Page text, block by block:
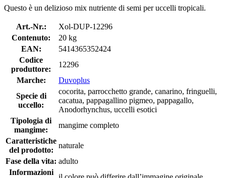
Questo è un delizioso mix nutriente di semi per uccelli tropicali.
Art.-Nr.:
Xol-DUP-12296
Contenuto:
20 kg
EAN:
5414365352424
Codice
produttore:
12296
Marche:
Duvoplus
Specie di
uccello:
cocorita, parrocchetto grande, canarino, fringuelli,
cacatua, pappagallino pigmeo, pappagallo,
Anodorhynchus, uccelli esotici
Tipologia di
mangime:
mangime completo
Caratteristiche
del prodotto:
naturale
Fase della vita: adulto
Informazioni